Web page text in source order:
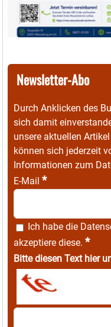
Newsletter-Abo
Durch Anklicken des
sich damit
unsere aktuellen
können sich jederzeit
Informationen zum
E-Mail *
Ich habe die
akzeptiere diese. *
Bitte diesen Text hier